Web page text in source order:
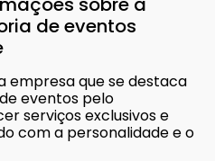
de eventos
empresa que se destaca
eventos pelo
serviços exclusivos e
com a personalidade e o